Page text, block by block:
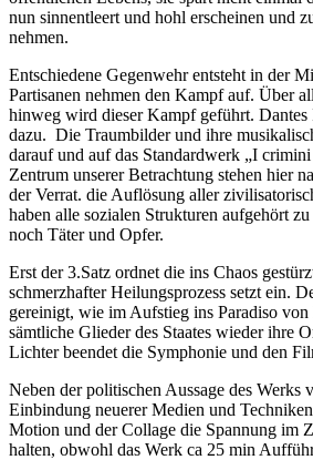
nun sinnentleert und hohl erscheinen und
nehmen.
Entschiedene Gegenwehr entsteht in der
Partisanen nehmen den Kampf auf. Über
hinweg wird dieser Kampf geführt. Dantes
dazu. Die Traumbilder und ihre
darauf und auf das Standardwerk „I
Zentrum unserer Betrachtung stehen hier
der Verrat. die Auflösung aller
haben alle sozialen Strukturen aufgehört
noch Täter und Opfer.
Erst der 3.Satz ordnet die ins Chaos
schmerzhafter Heilungsprozess setzt ein.
gereinigt, wie im Aufstieg ins Paradiso
sämtliche Glieder des Staates wieder ihre
Lichter beendet die Symphonie und den
Neben der politischen Aussage des Werks
Einbindung neuerer Medien und
Motion und der Collage die Spannung im
halten, obwohl das Werk ca 25 min